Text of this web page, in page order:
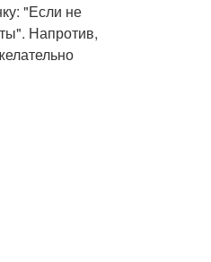
"Если не
Напротив,